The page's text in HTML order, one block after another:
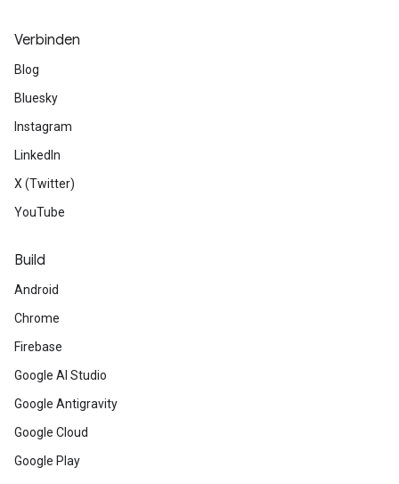
Verbinden
Blog
Bluesky
Instagram
LinkedIn
X (Twitter)
YouTube
Build
Android
Chrome
Firebase
Google AI Studio
Google Antigravity
Google Cloud
Google Play